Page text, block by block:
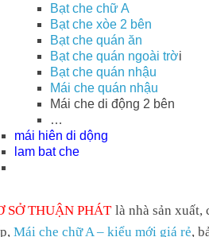
Bạt che chữ A
Bạt che xòe 2 bên
Bạt che quán ăn
Bạt che quán ngoài trời
Bạt che quán nhậu
Mái che quán nhậu
Mái che di động 2 bên
…
mái hiên di dộng
lam bat che
SỞ THUẬN PHÁTlà nhà sản xuất,
Mái che chữ A – kiểu mới giá rẻ,